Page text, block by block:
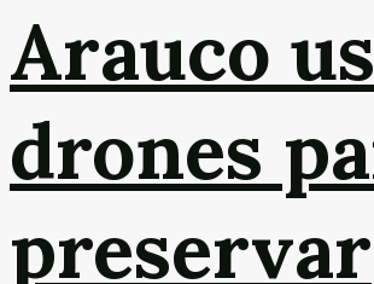
Arauco
drones
preservar